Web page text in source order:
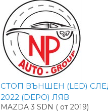
СТОП ВЪНШЕН (LED)
2022 (DEPO) ЛЯВ
MAZDA 3 SDN ( от 2019)